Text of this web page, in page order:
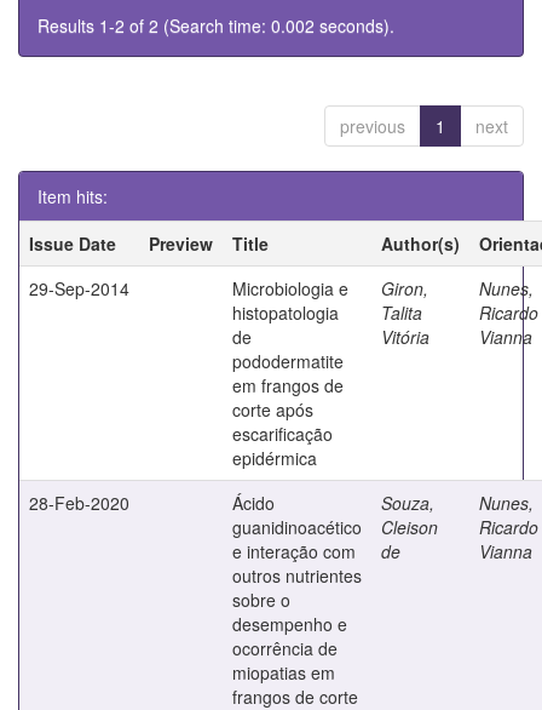
Results 1-2 of 2 (Search time: 0.002 seconds).
previous 1 next
Item hits:
Issue Date
Preview Title Author(s)
29-Sep-2014
Microbiologia e
histopatologia
de
pododermatite
em frangos de
corte após
escarificação
epidérmica
Giron,
Talita
Vitória
Nunes,
Ricardo
Vianna
28-Feb-2020
Ácido
guanidinoacético
e interação com
outros nutrientes
sobre o
desempenho e
ocorrência de
miopatias em
frangos de corte
Souza,
Cleison
de
Nunes,
Ricardo
Vianna